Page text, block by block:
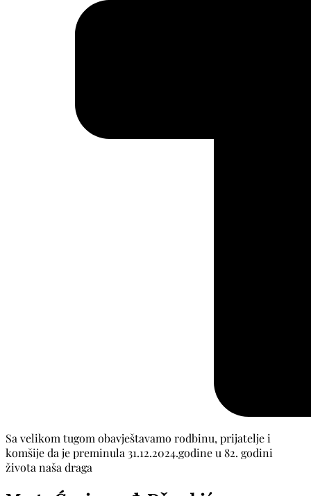
Sa velikom tugom obavještavamo rodbinu, prijatelje i
komšije da je preminula 31.12.2024.godine u 82. godini
života naša draga